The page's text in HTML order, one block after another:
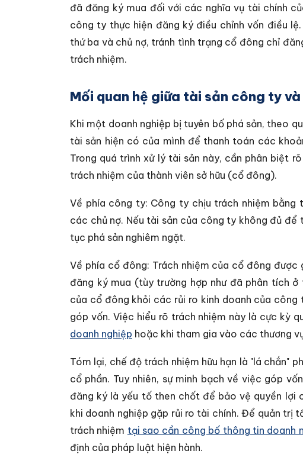
đã đăng ký mua đối với các nghĩa vụ tài chính
công ty thực hiện đăng ký điều chỉnh vốn điều
thứ ba và chủ nợ, tránh tình trạng cổ đông chỉ
trách nhiệm.
Mối quan hệ giữa tài sản công ty
Khi một doanh nghiệp bị tuyên bố phá sản, theo
tài sản hiện có của mình để thanh toán các
Trong quá trình xử lý tài sản này, cần phân biệt
trách nhiệm của thành viên sở hữu (cổ đông).
Về phía công ty: Công ty chịu trách nhiệm
các chủ nợ. Nếu tài sản của công ty không đủ
tục phá sản nghiêm ngặt.
Về phía cổ đông: Trách nhiệm của cổ đông
đăng ký mua (tùy trường hợp như đã phân tích
của cổ đông khỏi các rủi ro kinh doanh của
góp vốn. Việc hiểu rõ trách nhiệm này là cực kỳ
doanh nghiệp hoặc khi tham gia vào các thương
Tóm lại, chế độ trách nhiệm hữu hạn là "lá chắn"
cổ phần. Tuy nhiên, sự minh bạch về việc góp
đăng ký là yếu tố then chốt để bảo vệ quyền lợi
khi doanh nghiệp gặp rủi ro tài chính. Để quản trị
trách nhiệm tại sao cần công bố thông tin doanh
định của pháp luật hiện hành.